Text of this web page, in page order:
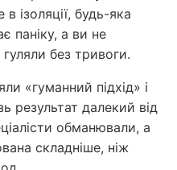
ізоляції, будь-яка
паніку, а ви не
без тривоги.
«гуманний підхід» і
результат далекий від
обманювали, а
складніше, ніж